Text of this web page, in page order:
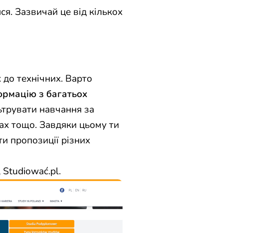
Зазвичай це від кількох
технічних. Варто
з багатьох
навчання за
тощо. Завдяки цьому ти
пропозиції різних
Studiować.pl.